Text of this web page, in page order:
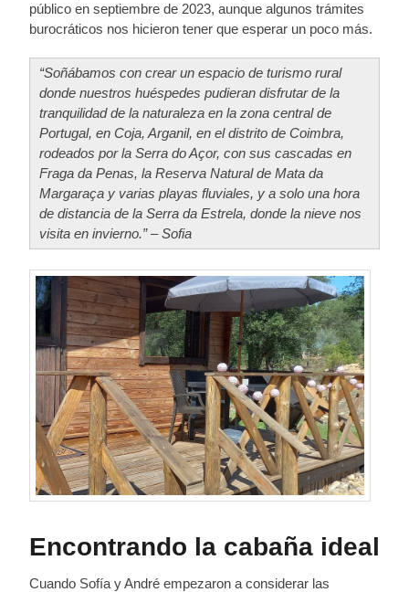
público en septiembre de 2023, aunque algunos trámites
burocráticos nos hicieron tener que esperar un poco más.
“Soñábamos con crear un espacio de turismo rural
donde nuestros huéspedes pudieran disfrutar de la
tranquilidad de la naturaleza en la zona central de
Portugal, en Coja, Arganil, en el distrito de Coimbra,
rodeados por la Serra do Açor, con sus cascadas en
Fraga da Penas, la Reserva Natural de Mata da
Margaraça y varias playas fluviales, y a solo una hora
de distancia de la Serra da Estrela, donde la nieve nos
visita en invierno.” – Sofia
Encontrando la cabaña ideal
Cuando Sofía y André empezaron a considerar las